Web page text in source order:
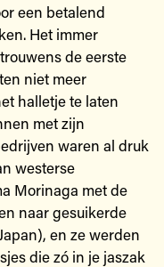
een betalend
Het immer
de eerste
niet meer
halletje te laten
met zijn
waren al druk
westerse
Morinaga met de
naar gesuikerde
en ze werden
die zó in je jaszak